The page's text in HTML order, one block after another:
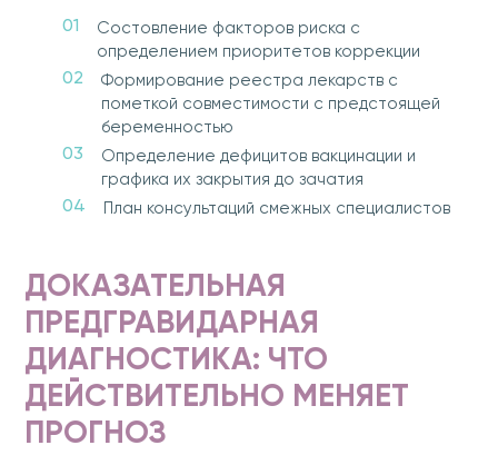
Состовление факторов риска с
определением приоритетов коррекции
Формирование реестра лекарств с
пометкой совместимости с предстоящей
беременностью
Определение дефицитов вакцинации и
графика их закрытия до зачатия
План консультаций смежных специалистов
ДОКАЗАТЕЛЬНАЯ
ПРЕДГРАВИДАРНАЯ
ДИАГНОСТИКА: ЧТО
ДЕЙСТВИТЕЛЬНО МЕНЯЕТ
ПРОГНОЗ